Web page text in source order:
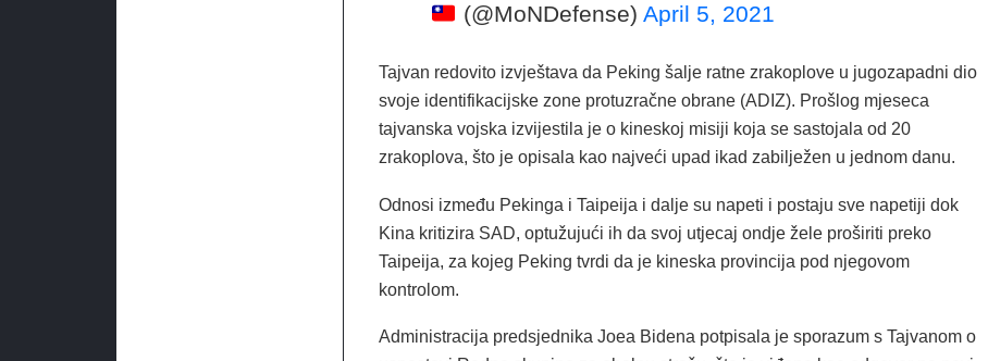
(@MoNDefense) April 5, 2021
Tajvan redovito izvještava da Peking šalje ratne zrakoplove u jugozapadni dio
svoje identifikacijske zone protuzračne obrane (ADIZ). Prošlog mjeseca
tajvanska vojska izvijestila je o kineskoj misiji koja se sastojala od 20
zrakoplova, što je opisala kao najveći upad ikad zabilježen u jednom danu.
Odnosi između Pekinga i Taipeija i dalje su napeti i postaju sve napetiji dok
Kina kritizira SAD, optužujući ih da svoj utjecaj ondje žele proširiti preko
Taipeija, za kojeg Peking tvrdi da je kineska provincija pod njegovom
kontrolom.
Administracija predsjednika Joea Bidena potpisala je sporazum s Tajvanom o